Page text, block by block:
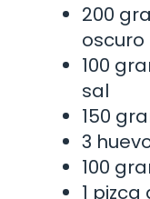
200
100
sal
150
3
100
1 pizca